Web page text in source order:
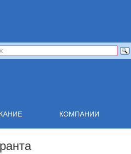
КОМПАНИИ
| ОБСЛУЖИВАНИЕ